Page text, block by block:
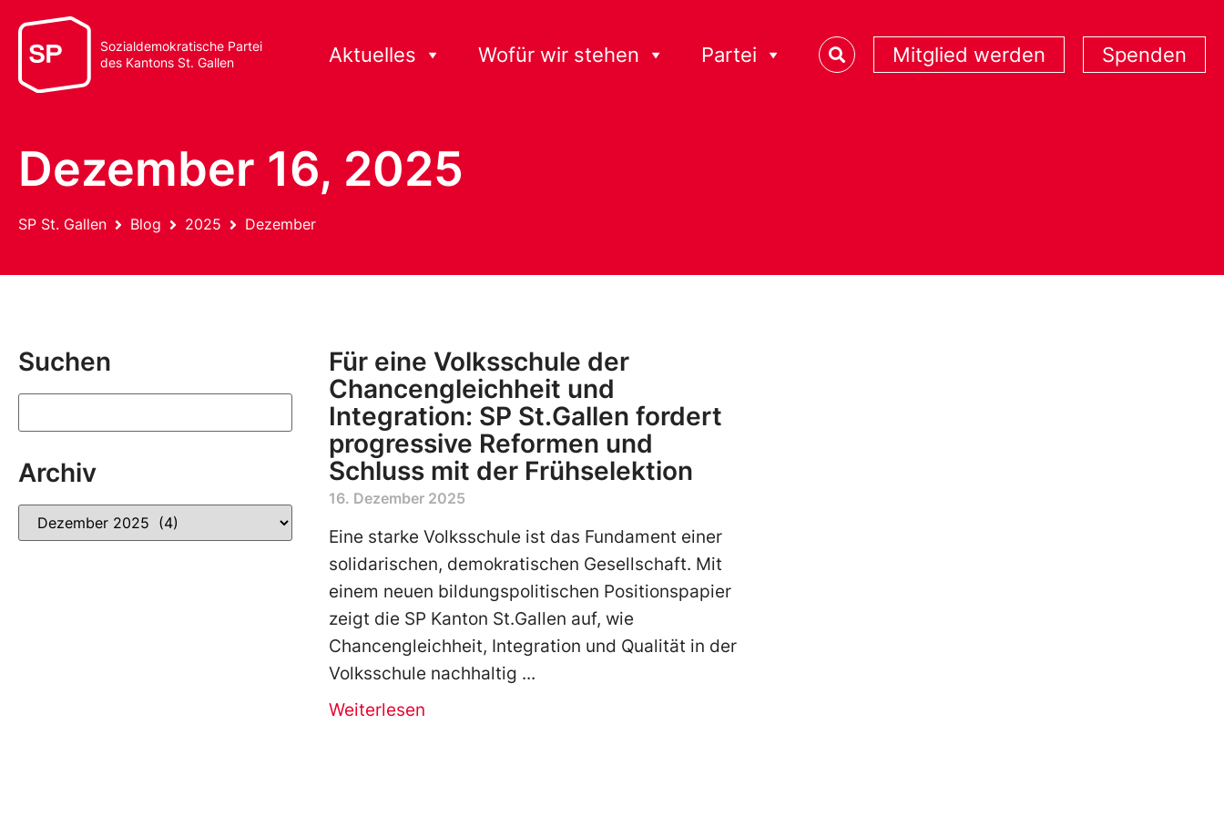
Sozialdemokratische Partei
des Kantons St. Gallen
Aktuelles Wofür wir stehen Partei Mitglied werden Spenden
Dezember 16, 2025
SP St. Gallen Blog 2025 Dezember
Suchen
Archiv
Für eine Volksschule der
Chancengleichheit und
Integration: SP St.Gallen fordert
progressive Reformen und
Schluss mit der Frühselektion
16. Dezember 2025
Eine starke Volksschule ist das Fundament einer
solidarischen, demokratischen Gesellschaft. Mit
einem neuen bildungspolitischen Positionspapier
zeigt die SP Kanton St.Gallen auf, wie
Chancengleichheit, Integration und Qualität in der
Volksschule nachhaltig
Weiterlesen